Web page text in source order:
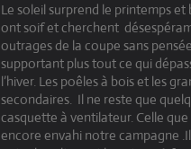
Le soleil surprend le printemps
ont soif et cherchent
outrages de la coupe sans
supportant plus tout ce qui
l’hiver. Les poêles à bois et les
secondaires. Il ne reste que
casquette à ventilateur. Celle
encore envahi notre campagne